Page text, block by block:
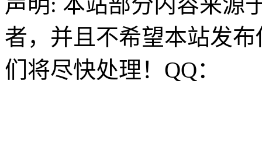
者，并且不希望本站发
们将尽快处理！QQ：